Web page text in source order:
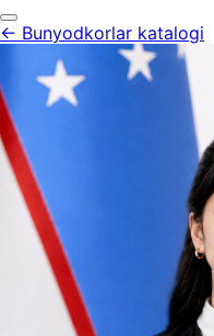
← Bunyodkorlar katalogi